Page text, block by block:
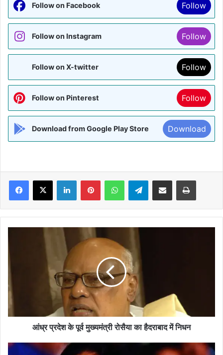
Follow on Facebook Follow
Follow on Instagram Follow
Follow on X-twitter Follow
Follow on Pinterest Follow
Download from Google Play Store Download
Facebook
X LinkedInPinterestWhatsAppTelegramShare via Email Print
रोसैया
हैदराबाद
में
आंध्र प्रदेश के पूर्व मुख्यमंत्री रोसैया का हैदराबाद में निधन
11